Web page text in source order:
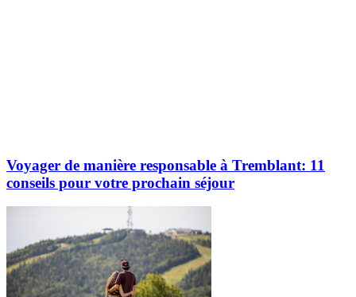
Voyager de manière responsable à Tremblant: 11
conseils pour votre prochain séjour